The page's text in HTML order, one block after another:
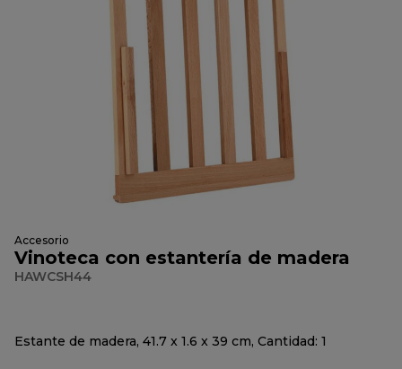
Accesorio
Vinoteca con estantería de madera
HAWCSH44
Estante de madera, 41.7 x 1.6 x 39 cm, Cantidad: 1